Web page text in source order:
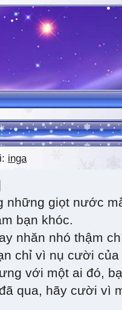
inga
những giọt nước
bạn khóc.
nhăn nhó thậm
chỉ vì nụ cười
với một ai đó,
qua, hãy cười vì